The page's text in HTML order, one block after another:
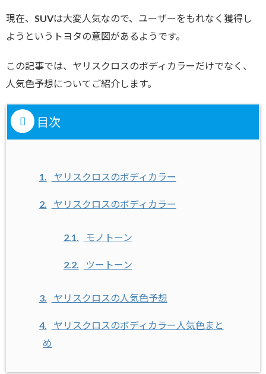
現在、SUVは大変人気なので、ユーザーをもれなく獲得し
ようというトヨタの意図があるようです。
この記事では、ヤリスクロスのボディカラーだけでなく、
人気色予想についてご紹介します。
目次
1. ヤリスクロスのボディカラー
2. ヤリスクロスのボディカラー
2.1. モノトーン
2.2. ツートーン
3. ヤリスクロスの人気色予想
4.
ヤリスクロスのボディカラー人気色まと
め